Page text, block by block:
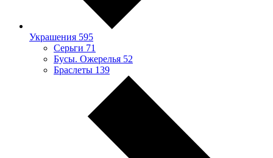
Украшения 595
Серьги 71
Бусы. Ожерелья 52
Браслеты 139